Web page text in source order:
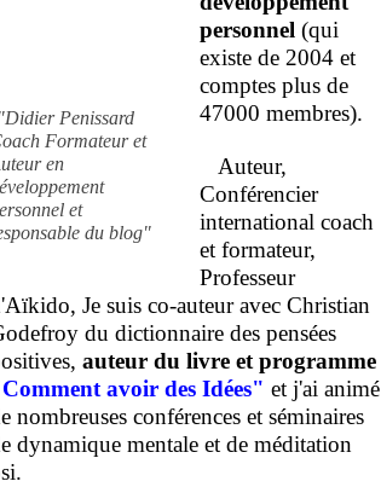
"Didier Penissard
Formateur et
en
et
du blog"
personnel (qui
existe de 2004 et
comptes plus de
47000 membres).
Auteur,
Conférencier
international coach
et formateur,
Professeur
Je suis co-auteur avec Christian
du dictionnaire des pensées
auteur du livre et programme
avoir des Idées" et j'ai animé
nombreuses conférences et séminaires
dynamique mentale et de méditation